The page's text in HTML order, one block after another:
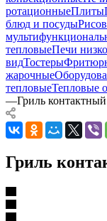
ротационныеПлиты
блюд и посуды
тепловыеПечи
видТостеры
жарочные
тепловыеТепловые
—Гриль
Гриль